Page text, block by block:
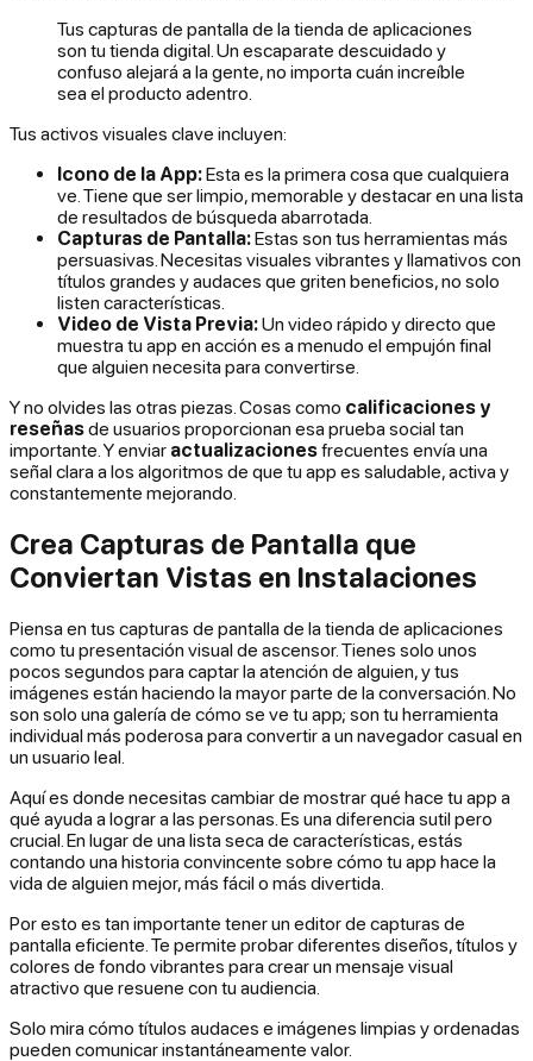
Tus capturas de pantalla de la tienda de aplicaciones
son tu tienda digital. Un escaparate descuidado y
confuso alejará a la gente, no importa cuán increíble
sea el producto adentro.
Tus activos visuales clave incluyen:
Icono de la App:Esta es la primera cosa que cualquiera
ve. Tiene que ser limpio, memorable y destacar en una lista
de resultados de búsqueda abarrotada.
Capturas de Pantalla:Estas son tus herramientas más
persuasivas. Necesitas visuales vibrantes y llamativos con
títulos grandes y audaces que griten beneficios, no solo
listen características.
Video de Vista Previa:Un video rápido y directo que
muestra tu app en acción es a menudo el empujón final
que alguien necesita para convertirse.
Y no olvides las otras piezas. Cosas como calificaciones y
reseñasde usuarios proporcionan esa prueba social tan
importante. Y enviar actualizacionesfrecuentes envía una
señal clara a los algoritmos de que tu app es saludable, activa y
constantemente mejorando.
Crea Capturas de Pantalla que
Conviertan Vistas en Instalaciones
Piensa en tus capturas de pantalla de la tienda de aplicaciones
como tu presentación visual de ascensor. Tienes solo unos
pocos segundos para captar la atención de alguien, y tus
imágenes están haciendo la mayor parte de la conversación. No
son solo una galería de cómo se ve tu app; son tu herramienta
individual más poderosa para convertir a un navegador casual en
un usuario leal.
Aquí es donde necesitas cambiar de mostrar qué hace tu app a
qué ayuda a lograra las personas. Es una diferencia sutil pero
crucial. En lugar de una lista seca de características, estás
contando una historia convincente sobre cómo tu app hace la
vida de alguien mejor, más fácil o más divertida.
Por esto es tan importante tener un editor de capturas de
pantalla eficiente. Te permite probar diferentes diseños, títulos y
colores de fondo vibrantes para crear un mensaje visual
atractivo que resuene con tu audiencia.
Solo mira cómo títulos audaces e imágenes limpias y ordenadas
pueden comunicar instantáneamente valor.